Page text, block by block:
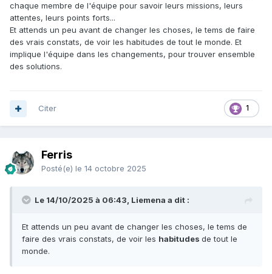
chaque membre de l'équipe pour savoir leurs missions, leurs
attentes, leurs points forts...
Et attends un peu avant de changer les choses, le tems de faire
des vrais constats, de voir les habitudes de tout le monde. Et
implique l'équipe dans les changements, pour trouver ensemble
des solutions.
1
Citer
Ferris
Posté(e) le 14 octobre 2025
Le 14/10/2025 à 06:43, Liemena a dit :
Et attends un peu avant de changer les choses, le tems de
faire des vrais constats, de voir les habitudes de tout le
monde.